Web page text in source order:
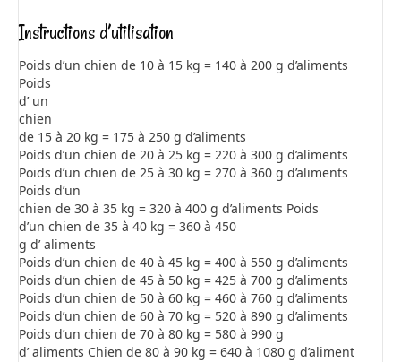
Instructions d’utilisation
Poids d’un chien de 10 à 15 kg = 140 à 200 g d’aliments
Poids
d’ un
chien
de 15 à 20 kg = 175 à 250 g d’aliments
Poids d’un chien de 20 à 25 kg = 220 à 300 g d’aliments
Poids d’un chien de 25 à 30 kg = 270 à 360 g d’aliments
Poids d’un
chien de 30 à 35 kg = 320 à 400 g d’aliments Poids
d’un chien de 35 à 40 kg = 360 à 450
g d’ aliments
Poids d’un chien de 40 à 45 kg = 400 à 550 g d’aliments
Poids d’un chien de 45 à 50 kg = 425 à 700 g d’aliments
Poids d’un chien de 50 à 60 kg = 460 à 760 g d’aliments
Poids d’un chien de 60 à 70 kg = 520 à 890 g d’aliments
Poids d’un chien de 70 à 80 kg = 580 à 990 g
d’ aliments Chien de 80 à 90 kg = 640 à 1080 g d’aliment